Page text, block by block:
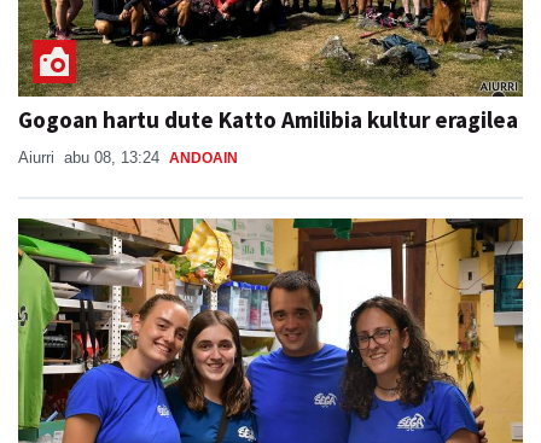
Gogoan hartu dute Katto Amilibia kultur eragilea
Aiurri abu 08, 13:24 ANDOAIN